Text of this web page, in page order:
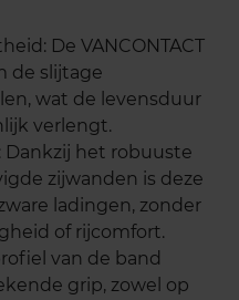
De VANCONTACT
de slijtage
wat de levensduur
verlengt.
Dankzij het robuuste
zijwanden is deze
ladingen, zonder
of rijcomfort.
van de band
grip, zowel op